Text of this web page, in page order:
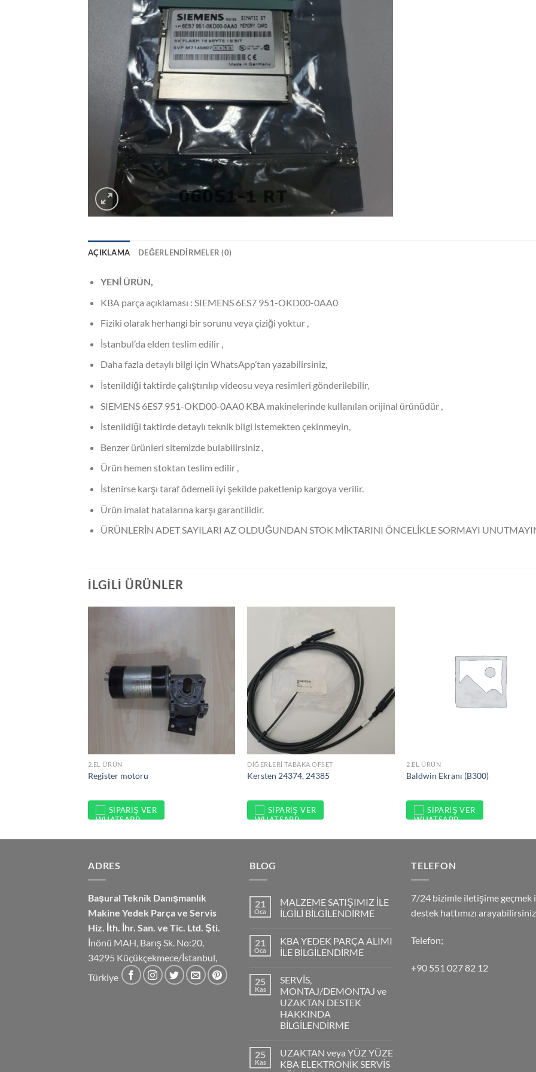
AÇIKLAMA DEĞERLENDIRMELER (0)
YENİ ÜRÜN,
KBA parça açıklaması : SIEMENS 6ES7 951-OKD00-0AA0
Fiziki olarak herhangi bir sorunu veya çiziği yoktur ,
İstanbul’da elden teslim edilir ,
Daha fazla detaylı bilgi için WhatsApp’tan yazabilirsiniz,
İstenildiği taktirde çalıştırılıp videosu veya resimleri gönderilebilir,
SIEMENS 6ES7 951-OKD00-0AA0 KBA makinelerinde kullanılan orijinal ürünüdür ,
İstenildiği taktirde detaylı teknik bilgi istemekten çekinmeyin,
Benzer ürünleri sitemizde bulabilirsiniz ,
Ürün hemen stoktan teslim edilir ,
İstenirse karşı taraf ödemeli iyi şekilde paketlenip kargoya verilir.
Ürün imalat hatalarına karşı garantilidir.
ÜRÜNLERİN ADET SAYILARI AZ OLDUĞUNDAN STOK MİKTARINI ÖNCELİKLE SORMAYI
İLGILI ÜRÜNLER
2.EL ÜRÜN
Register motoru
SIPARIŞ VER
DIĞERLERI TABAKA OFSET
Kersten 24374, 24385
SIPARIŞ VER
2.EL ÜRÜN
Baldwin Ekranı (B300)
SIPARIŞ VER
ADRES
Başural Teknik Danışmanlık
Makine Yedek Parça ve Servis
Hiz. İth. İhr. San. ve Tic. Ltd. Şti.
İnönü MAH, Barış Sk. No:20,
34295 Küçükçekmece/İstanbul,
Türkiye
BLOG
21
Oca
MALZEME SATIŞIMIZ İLE
İLGİLİ BİLGİLENDİRME
21
Oca
KBA YEDEK PARÇA ALIMI
İLE BİLGİLENDİRME
25
Kas
SERVİS,
MONTAJ/DEMONTAJ ve
UZAKTAN DESTEK
HAKKINDA
BİLGİLENDİRME
25
Kas
UZAKTAN veya YÜZ YÜZE
KBA ELEKTRONİK SERVİS
TELEFON
7/24 bizimle iletişime geçmek
destek hattımızı
Telefon;
+90 551 027 82 12